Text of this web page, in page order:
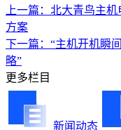
上一篇：北大青鸟主
方案
下一篇：“主机开机瞬
略”
更多栏目
新闻动态